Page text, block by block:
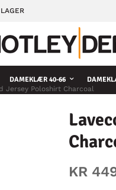
DAMEKLÆR 40-66
Jersey Poloshirt Charcoal
KR